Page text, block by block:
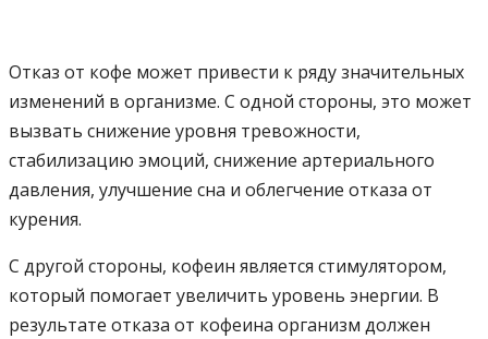
Отказ от кофе может привести к ряду значительных
изменений в организме. С одной стороны, это может
вызвать снижение уровня тревожности,
стабилизацию эмоций, снижение артериального
давления, улучшение сна и облегчение отказа от
курения.
С другой стороны, кофеин является стимулятором,
который помогает увеличить уровень энергии. В
результате отказа от кофеина организм должен